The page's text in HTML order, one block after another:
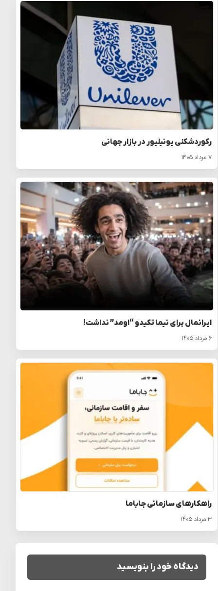
رکوردشکنی یونیلیور در بازار جهانی
۷ مرداد ۱۴۰۵
ایرانمال برای نیما تکیدو “اومد” نداشت!
۶ مرداد ۱۴۰۵
راهکارهای سازمانی جاباما
۳ مرداد ۱۴۰۵
دیدگاه خود را بنویسید